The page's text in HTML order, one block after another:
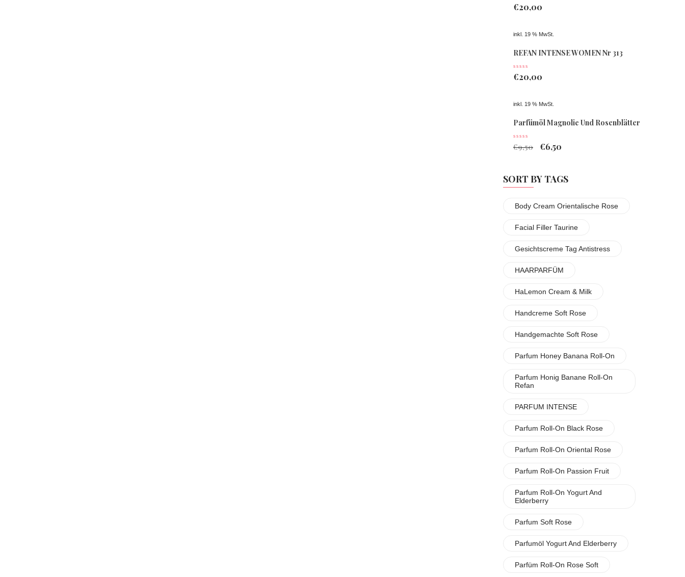
€20,00
inkl. 19 % MwSt.
REFAN INTENSE WOMEN Nr 313
€20,00
inkl. 19 % MwSt.
Parfümöl Magnolie Und Rosenblätter
€9,50 €6,50
SORT BY TAGS
Body Cream Orientalische Rose
Facial Filler Taurine
Gesichtscreme Tag Antistress
HAARPARFÜM
HaLemon Cream & Milk
Handcreme Soft Rose
Handgemachte Soft Rose
Parfum Honey Banana Roll-On
Parfum Honig Banane Roll-On
Refan
PARFUM INTENSE
Parfum Roll-On Black Rose
Parfum Roll-On Oriental Rose
Parfum Roll-On Passion Fruit
Parfum Roll-On Yogurt And
Elderberry
Parfum Soft Rose
Parfumöl Yogurt And Elderberry
Parfüm Roll-On Rose Soft